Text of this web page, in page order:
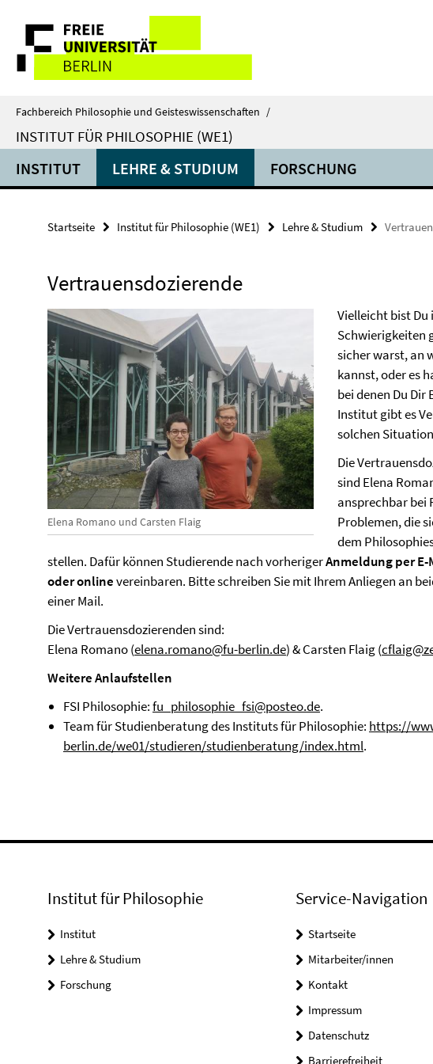
direkt
Inhalt
Service-
Navigation
Fachbereich Philosophie und Geisteswissenschaften /
INSTITUT FÜR PHILOSOPHIE (WE1)
INSTITUT LEHRE & STUDIUM FORSCHUNG
Startseite Institut für Philosophie (WE1) Lehre & Studium
Vertrauensdozierende
Elena Romano und Carsten Flaig
Vielleicht bist
Schwierigkeiten
sicher warst, an
kannst, oder es
bei denen Du
Institut gibt es
solchen
Die
sind Elena
ansprechbar bei
Problemen, die
dem
stellen. Dafür können Studierende nach vorherigerAnmeldung per E-
oder onlinevereinbaren. Bitte schreiben Sie mit Ihrem Anliegen an
einer Mail.
Die Vertrauensdozierenden sind:
Elena Romano (elena.romano@fu-berlin.de) & Carsten Flaig (
Weitere Anlaufstellen
FSI Philosophie:fu_philosophie_fsi@posteo.de.
Team für Studienberatung des Instituts für Philosophie: https://
berlin.de/we01/studieren/studienberatung/index.html.
Institut für Philosophie
Institut
Lehre & Studium
Forschung
Service-Navigation
Startseite
Mitarbeiter/innen
Kontakt
Impressum
Datenschutz
Barrierefreiheit